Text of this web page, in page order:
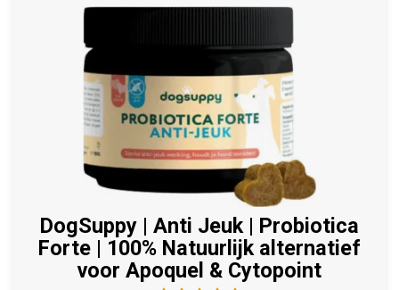
DogSuppy | Anti Jeuk | Probiotica
Forte | 100% Natuurlijk alternatief
voor Apoquel & Cytopoint